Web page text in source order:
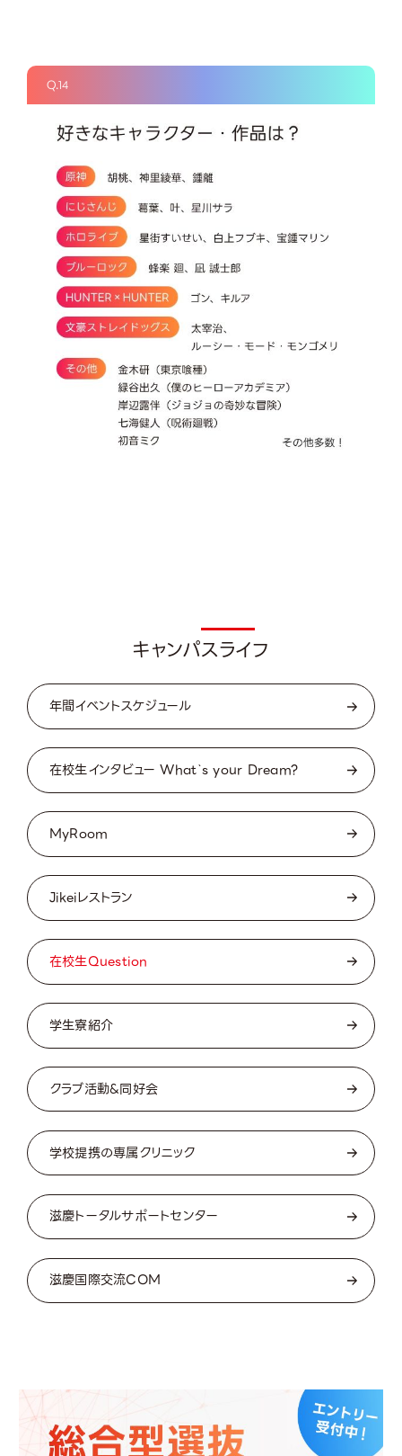
キャンパスライフ
年間イベントスケジュール
在校生インタビュー What`s your Dream?
MyRoom
Jikeiレストラン
在校生Question
学生寮紹介
クラブ活動&同好会
学校提携の専属クリニック
滋慶トータルサポートセンター
滋慶国際交流COM